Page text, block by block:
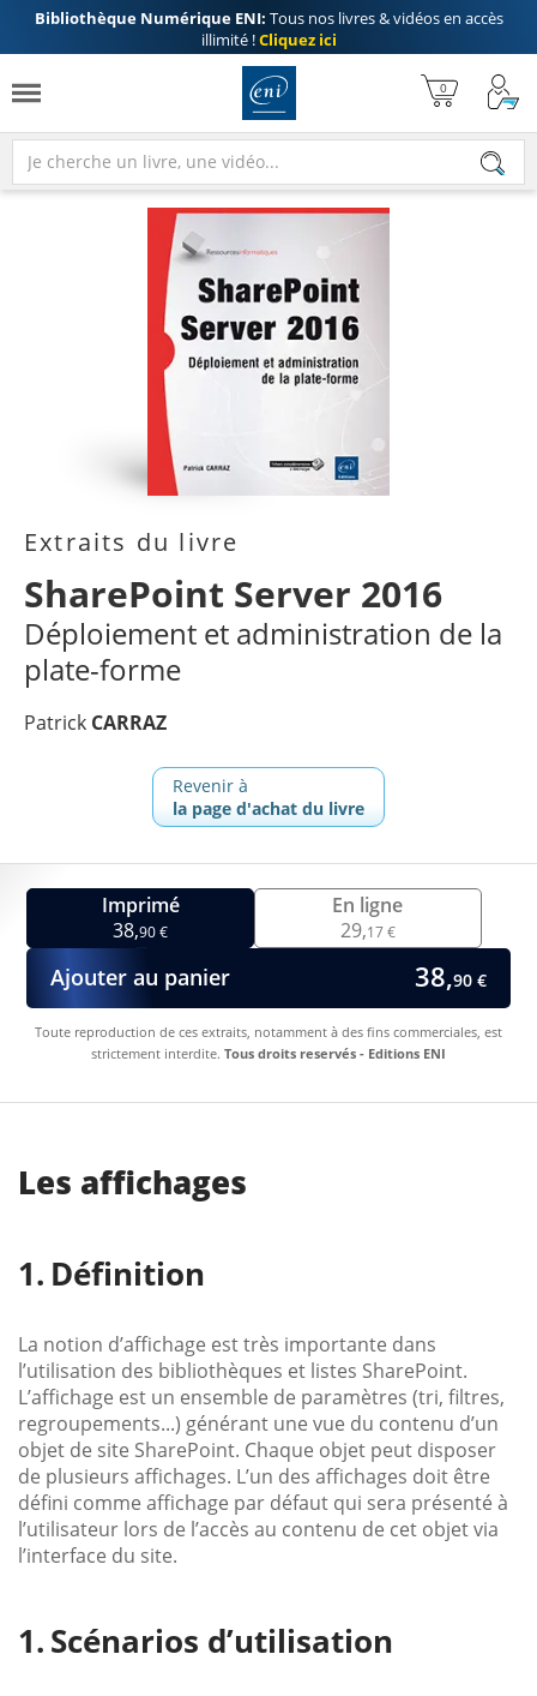
Bibliothèque Numérique ENI: Tous nos livres & vidéos en accès
illimité !Cliquez ici
Extraits du livre
SharePoint Server 2016
Déploiement et administration de la
plate-forme
Patrick CARRAZ
Revenir à
la page d'achat du livre
Imprimé
38,90 €
En ligne
29,17 €
Ajouter au panier 38,90 €
Toute reproduction de ces extraits, notamment à des fins commerciales, est
strictement interdite. Tous droits reservés - Editions ENI
Les affichages
Définition
La notion d’affichage est très importante dans
l’utilisation des bibliothèques et listes SharePoint.
L’affichage est un ensemble de paramètres (tri, filtres,
regroupements...) générant une vue du contenu d’un
objet de site SharePoint. Chaque objet peut disposer
de plusieurs affichages. L’un des affichages doit être
défini comme affichage par défaut qui sera présenté à
l’utilisateur lors de l’accès au contenu de cet objet via
l’interface du site.
Scénarios d’utilisation